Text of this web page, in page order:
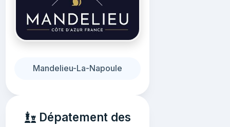
Mandelieu-La-Napoule
Dépatement des